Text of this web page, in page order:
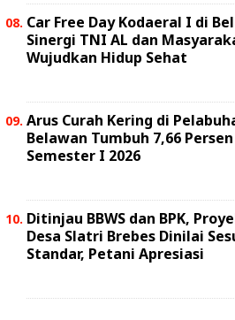
Car Free Day Kodaeral I di
Sinergi TNI AL dan
Wujudkan Hidup Sehat
Arus Curah Kering di
Belawan Tumbuh 7,66
Semester I 2026
Ditinjau BBWS dan BPK,
Desa Slatri Brebes Dinilai
Standar, Petani Apresiasi